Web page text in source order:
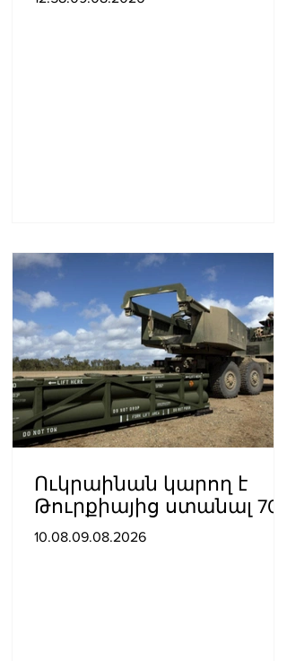
Ուկրաինան կարող է
Թուրքիայից ստանալ 70
ATACMS հրթիռներ
10.08.09.08.2026